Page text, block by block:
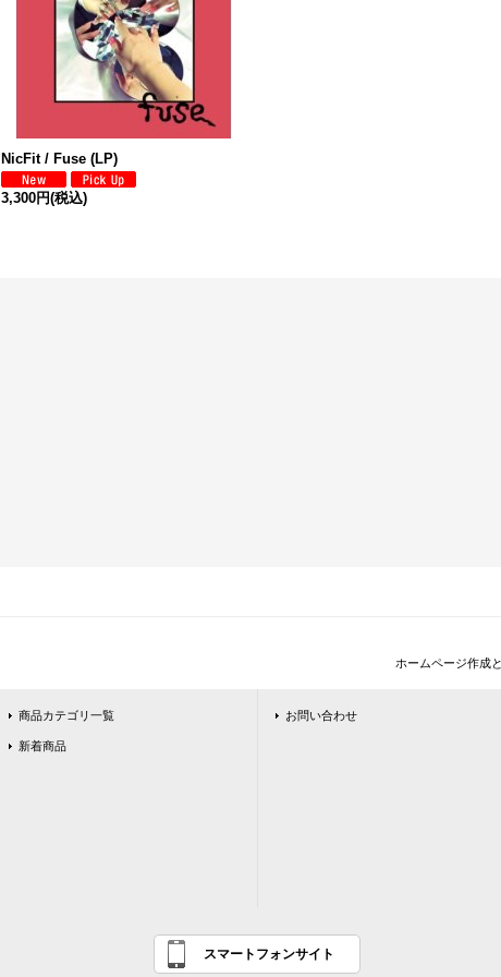
NicFit / Fuse (LP)
3,300円(税込)
ホームページ作成
商品カテゴリ一覧
新着商品
お問い合わせ
スマートフォンサイト